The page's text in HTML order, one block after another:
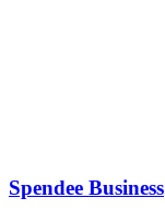
Spendee Business